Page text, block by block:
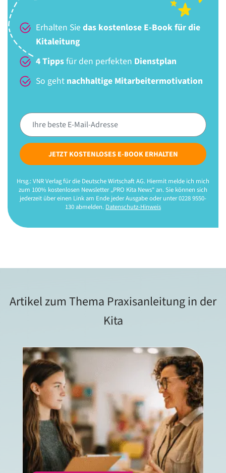
Erhalten Sie das kostenlose E-Book für die
Kitaleitung
4 Tippsfür den perfekten Dienstplan
So geht nachhaltige Mitarbeitermotivation
JETZT KOSTENLOSES E-BOOK ERHALTEN
Hrsg.: VNR Verlag für die Deutsche Wirtschaft AG. Hiermit melde ich mich
zum 100% kostenlosen Newsletter „PRO Kita News“ an. Sie können sich
jederzeit über einen Link am Ende jeder Ausgabe oder unter 0228 9550-
130 abmelden. Datenschutz-Hinweis
Artikel zum Thema Praxisanleitung in der
Kita